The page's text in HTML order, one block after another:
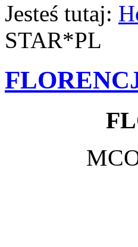
Jesteś tutaj:
STAR*PL